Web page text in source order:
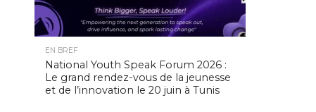
EN BREF
National Youth Speak Forum 2026 :
Le grand rendez-vous de la jeunesse
et de l’innovation le 20 juin à Tunis